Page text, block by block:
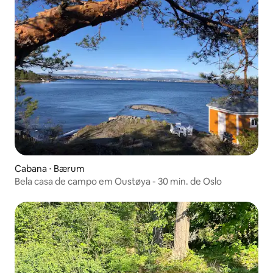
Cabana ⋅ Bærum
Bela casa de campo em Oustøya - 30 min. de Oslo